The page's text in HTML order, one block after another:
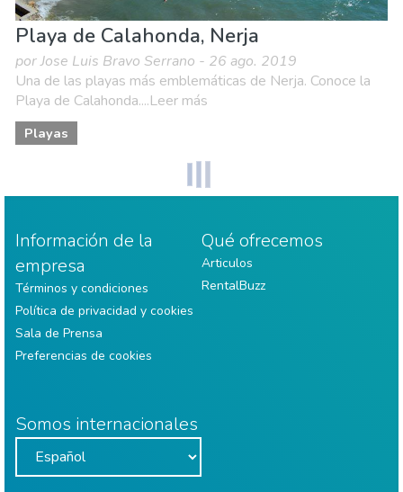
Playa de Calahonda, Nerja
por Jose Luis Bravo Serrano - 26 ago. 2019
Una de las playas más emblemáticas de Nerja. Conoce la
Playa de Calahonda....Leer más
Playas
Información de la
empresa
Términos y condiciones
Política de privacidad y cookies
Sala de Prensa
Preferencias de cookies
Qué ofrecemos
Articulos
RentalBuzz
Somos internacionales